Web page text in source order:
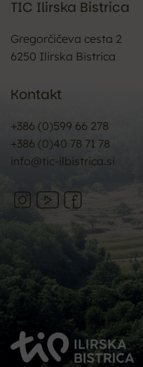
TIC Ilirska Bistrica
Gregorčičeva cesta 2
6250 Ilirska Bistrica
Kontakt
+386 (0)599 66 278
+386 (0)40 78 71 78
info@tic-ilbistrica.si